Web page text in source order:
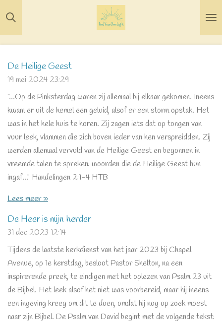
Ga
direct
hoofdinhoud
De Heilige Geest
19 mei 2024 23:29
"...Op de Pinksterdag waren zij allemaal bij elkaar gekomen. Ineens
kwam er uit de hemel een geluid, alsof er een storm opstak. Het
was in het hele huis te horen. Zij zagen iets dat op tongen van
vuur leek, vlammen die zich boven ieder van hen verspreidden. Zij
werden allemaal vervuld van de Heilige Geest en begonnen in
vreemde talen te spreken: woorden die de Heilige Geest hun
ingaf..." Handelingen 2:1-4 HTB‬
Lees meer »
De Heer is mijn herder
31 dec 2023 12:14
Tijdens de laatste kerkdienst van het jaar 2023 bij Chapel
Avenue, op 1e kerstdag, besloot Pastor Shelton, na een
inspirerende preek, te eindigen met het oplezen van Psalm 23 uit
de Bijbel. Het leek alsof het niet was voorbereid, maar hij ineens
een ingeving kreeg om dit te doen, omdat hij nog op zoek moest
naar zijn Bijbel. De Psalm van David begint met de volgende tekst: